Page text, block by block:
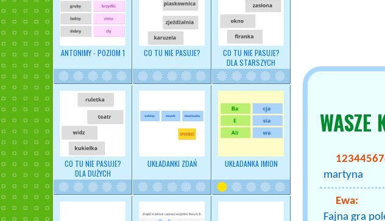
WASZE
martyna
Ewa:
Fajna gra
ANTONIMY - POZIOM 1 CO TU NIE PASUJE?
CO TU NIE PASUJE?
DLA STARSZYCH
CO TU NIE PASUJE?
DLA DUŻYCH
UKŁADANKI ZDAŃ UKŁADANKA IMION